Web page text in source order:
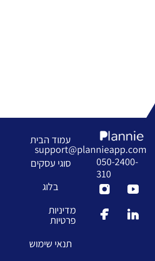
עמוד הבית
סוגי עסקים
בלוג
מדיניות
פרטיות
תנאי שימוש
support@plannieapp.com
050-2400-
310